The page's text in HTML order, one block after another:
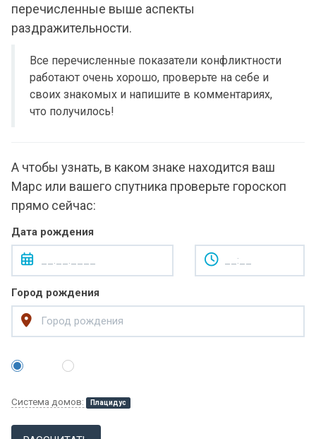
перечисленные выше аспекты
раздражительности.
Все перечисленные показатели конфликтности
работают очень хорошо, проверьте на себе и
своих знакомых и напишите в комментариях,
что получилось!
А чтобы узнать, в каком знаке находится ваш
Марс или вашего спутника проверьте гороскоп
прямо сейчас:
Дата рождения
Город рождения
Система домов: Плацидус